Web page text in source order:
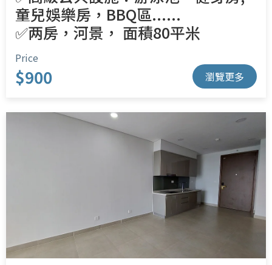
童兒娛樂房，BBQ區......
✅两房，河景， 面積80平米
Price
$900 瀏覽更多